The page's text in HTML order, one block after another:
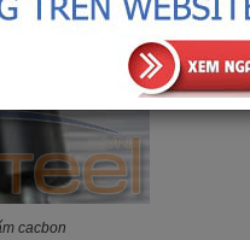
cacbon